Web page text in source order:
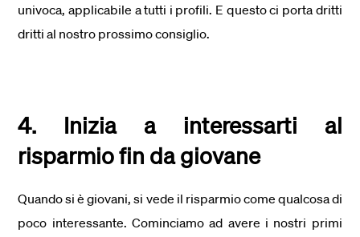
univoca, applicabile a tutti i profili. E questo ci porta dritti
dritti al nostro prossimo consiglio.
4. Inizia a interessarti al
risparmio fin da giovane
Quando si è giovani, si vede il risparmio come qualcosa di
poco interessante. Cominciamo ad avere i nostri primi